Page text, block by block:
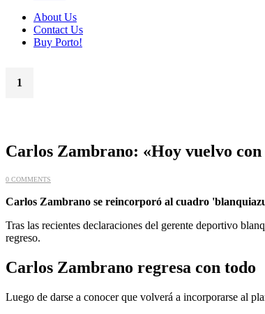
About Us
Contact Us
Buy Porto!
1
Carlos Zambrano: «Hoy vuelvo con
0 COMMENTS
Carlos Zambrano se reincorporó al cuadro
Tras las recientes declaraciones del gerente deportivo
regreso.
Carlos Zambrano regresa con todo
Luego de darse a conocer que volverá a incorporarse al